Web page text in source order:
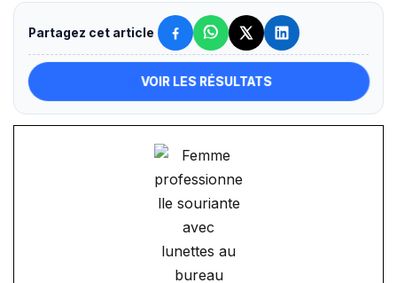
Partagez cet article
VOIR LES RÉSULTATS